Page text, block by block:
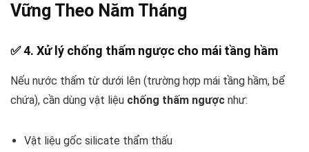
Vững Theo Năm Tháng
✅ 4. Xử lý chống thấm ngược cho mái tầng hầm
Nếu nước thấm từ dưới lên (trường hợp mái tầng hầm, bể
chứa), cần dùng vật liệu chống thấm ngược như:
Vật liệu gốc silicate thẩm thấu